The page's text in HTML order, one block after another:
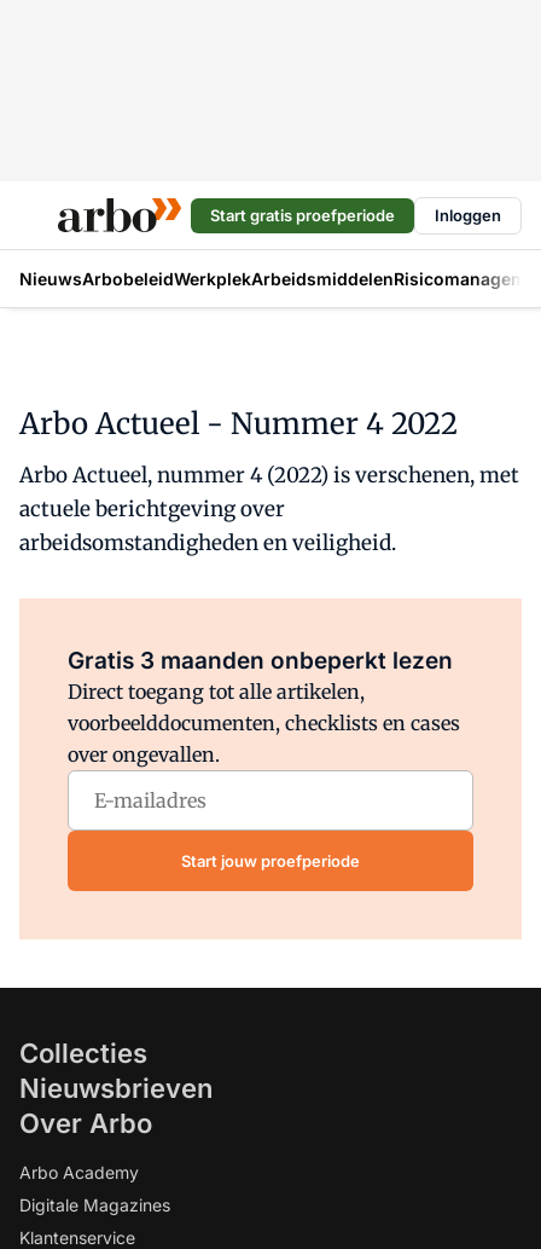
Start gratis proefperiode Inloggen
NieuwsArbobeleidWerkplekArbeidsmiddelen
Arbo Actueel - Nummer 4 2022
Arbo Actueel, nummer 4 (2022) is verschenen, met
actuele berichtgeving over
arbeidsomstandigheden en veiligheid.
Gratis 3 maanden onbeperkt lezen
Direct toegang tot alle artikelen,
voorbeelddocumenten, checklists en cases
over ongevallen.
Start jouw proefperiode
Collecties
Nieuwsbrieven
Over Arbo
Arbo Academy
Digitale Magazines
Klantenservice